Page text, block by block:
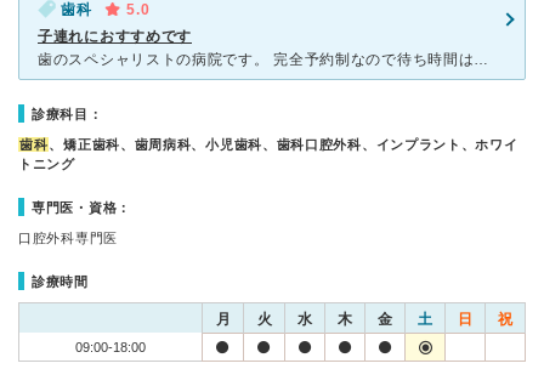
歯科
5.0
子連れにおすすめです
歯のスペシャリストの病院です。 完全予約制なので待ち時間はありません。 初診で歯の画像を撮影します。歯のクリーニングは、3ヶ月おきに通います。最終診療から6ヶ月以上経過するとまた撮影しないといけな
診療科目：
歯科、矯正歯科、歯周病科、小児歯科、歯科口腔外科、インプラント、ホワイ
トニング
専門医・資格：
口腔外科専門医
診療時間
月 火 水 木 金 土 日 祝
09:00-18:00